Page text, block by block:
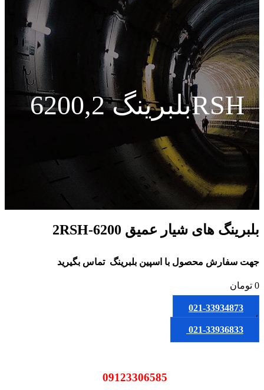
بلبرینگ 6200,2RSH
بلبرینگ های شیار عمیق 6200-2RSH
جهت سفارش محصول با اسپین بلبرینگ تماس بگیرید
0 تومان
021-33934873
یا
021-33936833